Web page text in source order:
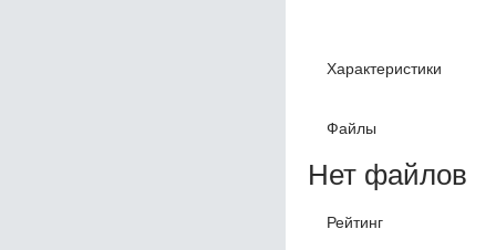
Характеристики
Файлы
Нет файлов
Рейтинг